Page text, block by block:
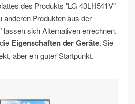
des Produkts "LG 43LH541V"
anderen Produkten aus der
lassen sich Alternativen errechnen.
Eigenschaften der Geräte. Sie
aber ein guter Startpunkt.